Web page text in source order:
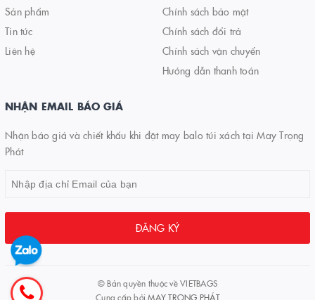
Sản phẩm
Tin tức
Liên hệ
Chính sách bảo mật
Chính sách đổi trả
Chính sách vận chuyển
Hướng dẫn thanh toán
NHẬN EMAIL BÁO GIÁ
Nhận báo giá và chiết khấu khi đặt may balo túi xách tại May Trọng
Phát
ĐĂNG KÝ
© Bản quyền thuộc vềVIETBAGS
Cung cấp bởiMAY TRỌNG PHÁT